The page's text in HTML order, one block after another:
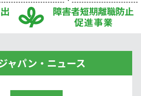
ャパン・ニュース